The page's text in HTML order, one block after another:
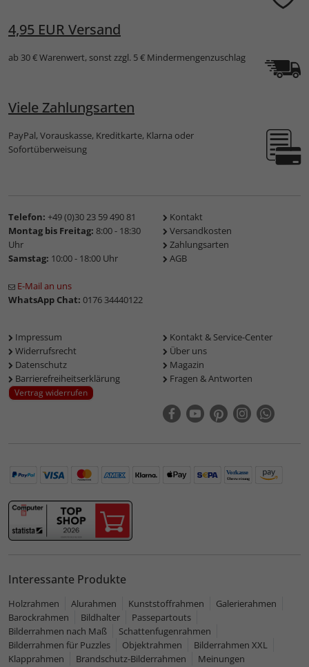
4,95 EUR Versand
ab 30 € Warenwert, sonst zzgl. 5 € Mindermengenzuschlag
Viele Zahlungsarten
PayPal, Vorauskasse, Kreditkarte, Klarna oder
Sofortüberweisung
Telefon: +49 (0)30 23 59 490 81
Montag bis Freitag: 8:00 - 18:30
Uhr
Samstag: 10:00 - 18:00 Uhr
E-Mail an uns
WhatsApp Chat: 0176 34440122
Kontakt
Versandkosten
Zahlungsarten
AGB
Impressum
Widerrufsrecht
Datenschutz
Barrierefreiheitserklärung
Vertrag widerrufen
Kontakt & Service-Center
Über uns
Magazin
Fragen & Antworten
Interessante Produkte
Holzrahmen Alurahmen Kunststoffrahmen
Galerierahmen
Barockrahmen
Bildhalter
Passepartouts
Bilderrahmen nach Maß
Schattenfugenrahmen
Bilderrahmen für Puzzles
Objektrahmen
Bilderrahmen XXL
Klapprahmen
Brandschutz-Bilderrahmen Meinungen